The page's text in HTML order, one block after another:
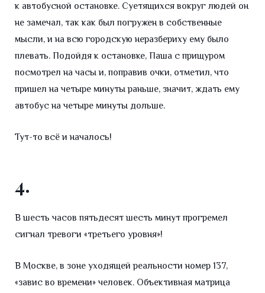
к автобусной остановке. Суетящихся вокруг людей он
не замечал, так как был погружен в собственные
мысли, и на всю городскую неразбериху ему было
плевать. Подойдя к остановке, Паша с прищуром
посмотрел на часы и, поправив очки, отметил, что
пришел на четыре минуты раньше, значит, ждать ему
автобус на четыре минуты дольше.
Тут-то всё и началось!
4.
В шесть часов пятьдесят шесть минут прогремел
сигнал тревоги «третьего уровня»!
В Москве, в зоне уходящей реальности номер 137,
«завис во времени» человек. Объективная матрица